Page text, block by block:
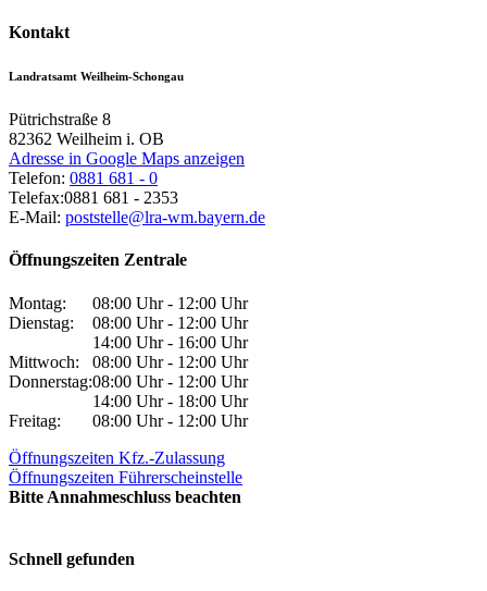
Kontakt
Landratsamt Weilheim-Schongau
Pütrichstraße 8
82362 Weilheim i. OB
Adresse in Google Maps anzeigen
Telefon: 0881 681 - 0
Telefax:0881 681 - 2353
E-Mail: poststelle@lra-wm.bayern.de
Öffnungszeiten Zentrale
Montag:
08:00 Uhr - 12:00 Uhr
Dienstag:
08:00 Uhr - 12:00 Uhr
14:00 Uhr - 16:00 Uhr
Mittwoch:
08:00 Uhr - 12:00 Uhr
Donnerstag:08:00 Uhr - 12:00 Uhr
14:00 Uhr - 18:00 Uhr
Freitag:
08:00 Uhr - 12:00 Uhr
Öffnungszeiten Kfz.-Zulassung
Öffnungszeiten Führerscheinstelle
Bitte Annahmeschluss beachten
Schnell gefunden